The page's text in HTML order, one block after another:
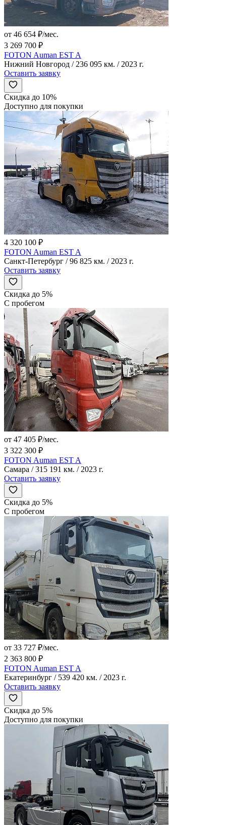
от 46 654 ₽/мес.
3 269 700 ₽
FOTON Auman EST A
Нижний Новгород / 236 095 км. / 2023 г.
Оставить заявку
Скидка до 10%
Доступно для покупки
4 320 100 ₽
FOTON Auman EST A
Санкт-Петербург / 96 825 км. / 2023 г.
Оставить заявку
Скидка до 5%
С пробегом
от 47 405 ₽/мес.
3 322 300 ₽
FOTON Auman EST A
Самара / 315 191 км. / 2023 г.
Оставить заявку
Скидка до 5%
С пробегом
от 33 727 ₽/мес.
2 363 800 ₽
FOTON Auman EST A
Екатеринбург / 539 420 км. / 2023 г.
Оставить заявку
Скидка до 5%
Доступно для покупки